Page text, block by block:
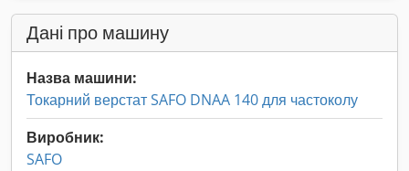
Дані про машину
Назва машини:
Токарний верстат SAFO DNAA 140 для частоколу
Виробник:
SAFO